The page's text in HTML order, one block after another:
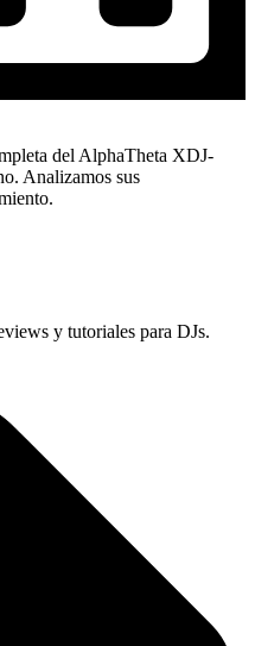
del AlphaTheta XDJ-
Analizamos sus
y tutoriales para DJs.